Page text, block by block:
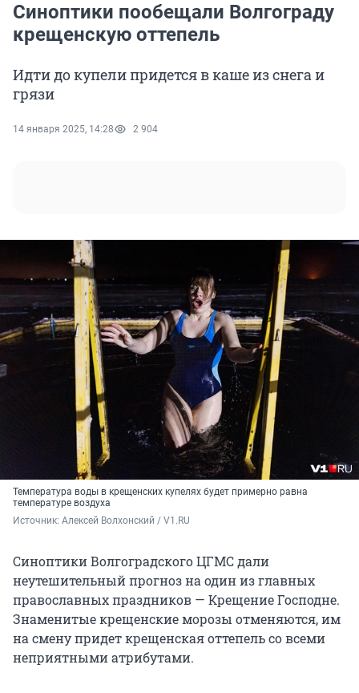
Синоптики пообещали Волгограду
крещенскую оттепель
Идти до купели придется в каше из снега и
грязи
14 января 2025, 14:28 2 904
Температура воды в крещенских купелях будет примерно равна
температуре воздуха
Источник: Алексей Волхонский / V1.RU
Синоптики Волгоградского ЦГМС дали
неутешительный прогноз на один из главных
православных праздников — Крещение Господне.
Знаменитые крещенские морозы отменяются, им
на смену придет крещенская оттепель со всеми
неприятными атрибутами.